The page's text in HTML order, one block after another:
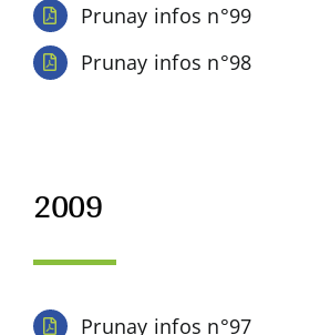
Prunay infos n°99
Prunay infos n°98
2009
Prunay infos n°97